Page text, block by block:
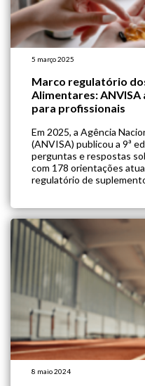
5 março 2025
Marco regulatório
Alimentares:
para profissionais
Em 2025, a Agência
(ANVISA) publicou a 9ª
perguntas e respostas
com 178 orientações
regulatório de
a IN nº 28/2018. A […]
8 maio 2024